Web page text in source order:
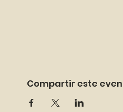
Compartir este